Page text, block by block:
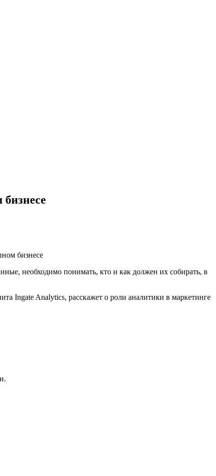
необходимо понимать, кто и как должен их собирать, в
Ingate Analytics, расскажет о роли аналитики в маркетинге